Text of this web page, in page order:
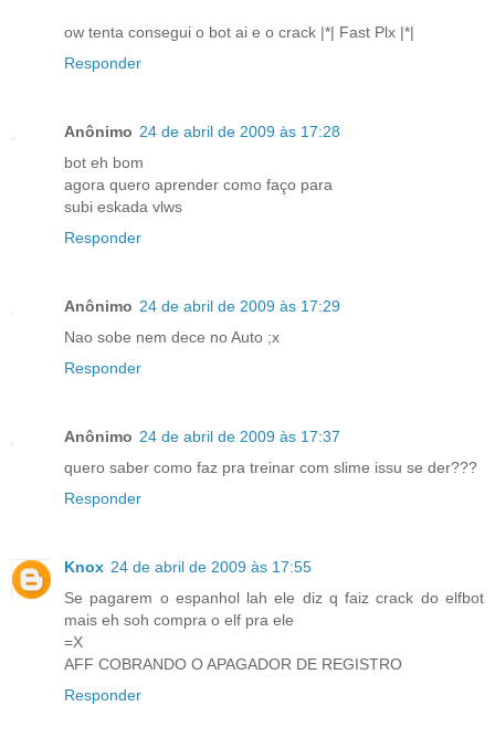
ow tenta consegui o bot ai e o crack |*| Fast Plx |*|
Responder
Anônimo 24 de abril de 2009 às 17:28
bot eh bom
agora quero aprender como faço para
subi eskada vlws
Responder
Anônimo 24 de abril de 2009 às 17:29
Nao sobe nem dece no Auto ;x
Responder
Anônimo 24 de abril de 2009 às 17:37
quero saber como faz pra treinar com slime issu se der???
Responder
Knox 24 de abril de 2009 às 17:55
Se pagarem o espanhol lah ele diz q faiz crack do elfbot
mais eh soh compra o elf pra ele
=X
AFF COBRANDO O APAGADOR DE REGISTRO
Responder